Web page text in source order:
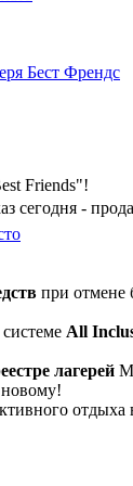
Бест Френдс
Friends"!
сегодня -
при отмене
All
лагерей
отдыха